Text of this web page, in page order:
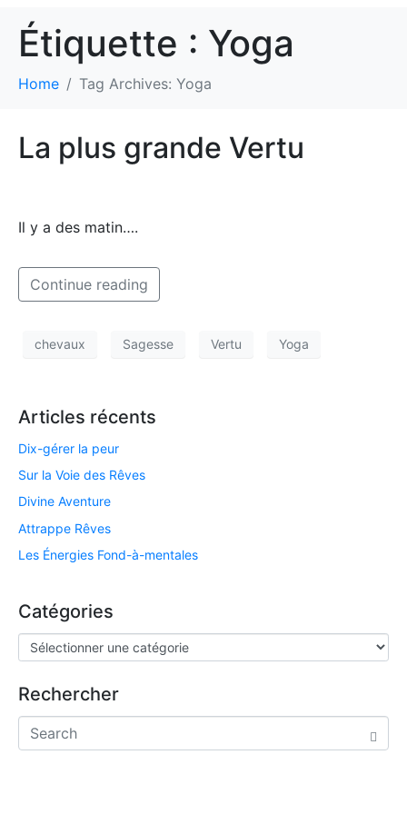
Étiquette : Yoga
Home Tag Archives: Yoga
La plus grande Vertu
Il y a des matin….
Continue reading
chevaux Sagesse Vertu Yoga
Articles récents
Dix-gérer la peur
Sur la Voie des Rêves
Divine Aventure
Attrappe Rêves
Les Énergies Fond-à-mentales
Catégories
Rechercher